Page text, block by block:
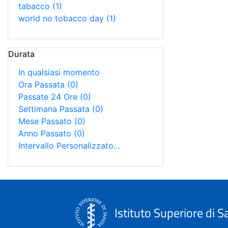
tabacco (1)
world no tobacco day (1)
Durata
In qualsiasi momento
Ora Passata (0)
Passate 24 Ore (0)
Settimana Passata (0)
Mese Passato (0)
Anno Passato (0)
Intervallo Personalizzato…
Istituto Superiore di